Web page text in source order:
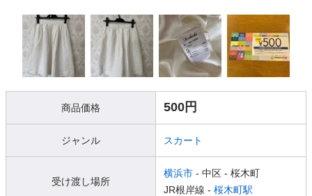
商品価格 500円
ジャンル スカート
受け渡し場所
横浜市 - 中区 - 桜木町
JR根岸線 - 桜木町駅